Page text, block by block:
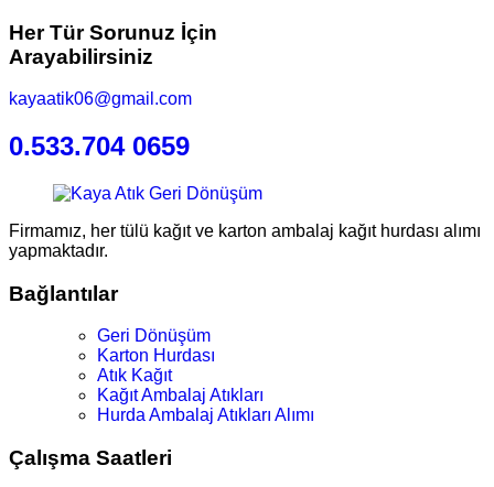
Her Tür Sorunuz İçin
Arayabilirsiniz
kayaatik06@gmail.com
0.533.704 0659
Firmamız, her tülü kağıt ve karton ambalaj kağıt hurdası alımı
yapmaktadır.
Bağlantılar
Geri Dönüşüm
Karton Hurdası
Atık Kağıt
Kağıt Ambalaj Atıkları
Hurda Ambalaj Atıkları Alımı
Çalışma Saatleri